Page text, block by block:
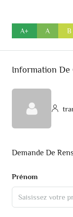
A+ A B
Information De
Demande De
Prénom